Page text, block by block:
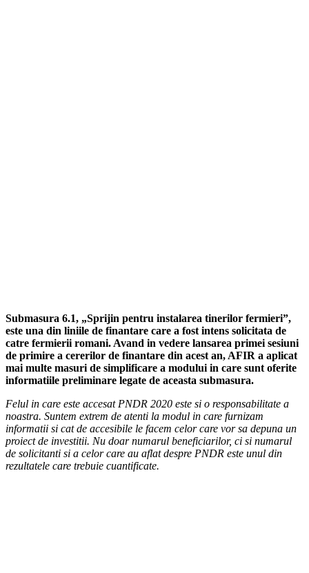
Submasura 6.1, „Sprijin pentru instalarea tinerilor fermieri”,
este una din liniile de finantare care a fost intens solicitata de
catre fermierii romani. Avand in vedere lansarea primei sesiuni
de primire a cererilor de finantare din acest an, AFIR a aplicat
mai multe masuri de simplificare a modului in care sunt oferite
informatiile preliminare legate de aceasta submasura.
Felul in care este accesat PNDR 2020 este si o responsabilitate a
noastra. Suntem extrem de atenti la modul in care furnizam
informatii si cat de accesibile le facem celor care vor sa depuna un
proiect de investitii. Nu doar numarul beneficiarilor, ci si numarul
de solicitanti si a celor care au aflat despre PNDR este unul din
rezultatele care trebuie cuantificate.